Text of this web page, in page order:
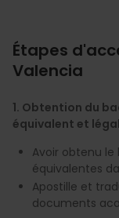
Étapes
Valencia
1️. Obtention du
équivalent et
Avoir obtenu
équivalentes
Apostille et
documents